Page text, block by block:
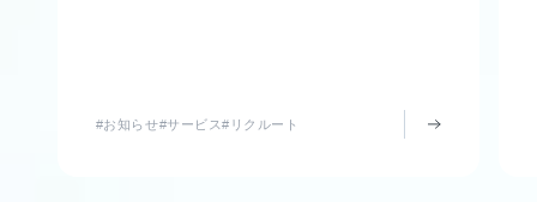
#お知らせ#サービス#リクルート